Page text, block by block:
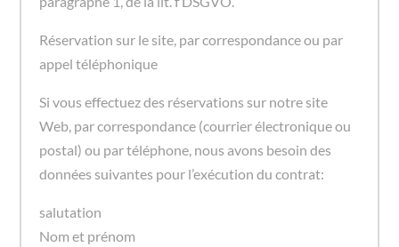
Réservation sur le site, par correspondance ou par
appel téléphonique
Si vous effectuez des réservations sur notre site
Web, par correspondance (courrier électronique ou
postal) ou par téléphone, nous avons besoin des
données suivantes pour l’exécution du contrat:
salutation
Nom et prénom